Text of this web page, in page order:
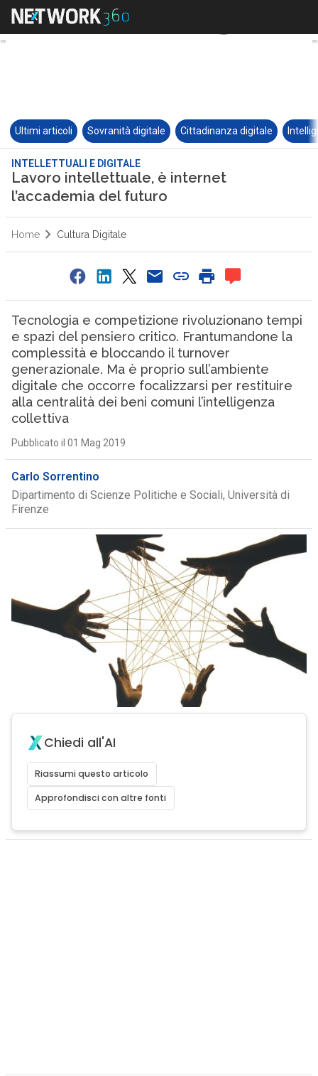
Ultimi articoli Sovranità digitale Cittadinanza digitale
INTELLETTUALI E DIGITALE
Lavoro intellettuale, è internet
l’accademia del futuro
Home Cultura Digitale
Tecnologia e competizione rivoluzionano tempi
e spazi del pensiero critico. Frantumandone la
complessità e bloccando il turnover
generazionale. Ma è proprio sull’ambiente
digitale che occorre focalizzarsi per restituire
alla centralità dei beni comuni l’intelligenza
collettiva
Pubblicato il 01 Mag 2019
Carlo Sorrentino
Dipartimento di Scienze Politiche e Sociali, Università di
Firenze
Chiedi all'AI
Riassumi questo articolo
Approfondisci con altre fonti